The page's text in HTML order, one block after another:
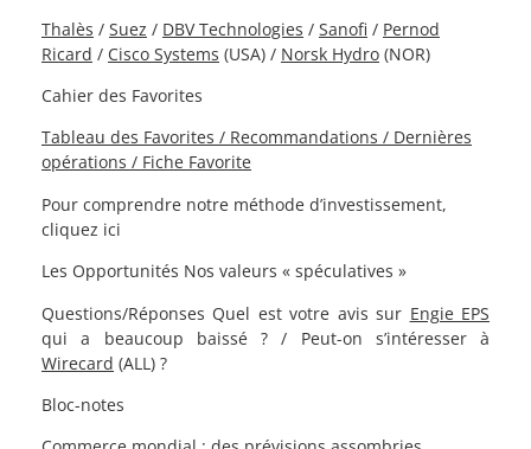
Thalès / Suez / DBV Technologies / Sanofi / Pernod
Ricard / Cisco Systems (USA) / Norsk Hydro (NOR)
Cahier des Favorites
Tableau des Favorites / Recommandations / Dernières
opérations / Fiche Favorite
Pour comprendre notre méthode d’investissement,
cliquez ici
Les Opportunités Nos valeurs « spéculatives »
Questions/Réponses Quel est votre avis sur Engie EPS
qui a beaucoup baissé ? / Peut-on s’intéresser à
Wirecard (ALL) ?
Bloc-notes